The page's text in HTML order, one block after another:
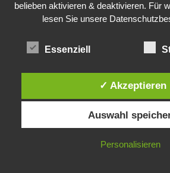
Corona Kriminelle
Damals
Dating Scam
Deutsche Politik
Diese Website verwendet Cookies. Durch die
Website stimmst du der Verwendung von
IN ORDNUNG
belieben aktivieren & deaktivieren. Für
lesen Sie unsere
Essenziell
✓ Akzeptieren
Auswahl
Personalisieren